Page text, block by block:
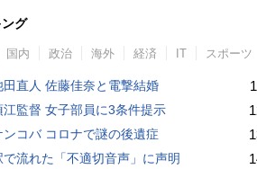
グ
国内 政治 海外 経済 IT スポーツ
田直人 佐藤佳奈と電撃結婚
江監督 女子部員に3条件提示
ンコバ コロナで謎の後遺症
で流れた「不適切音声」に声明